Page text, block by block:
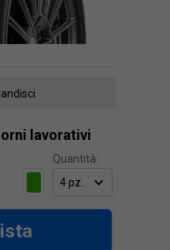
lavorativi
Quantità: